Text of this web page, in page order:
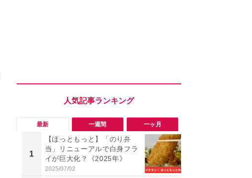
最新 一週間 一ヶ月
1
【ほっともっと】「のり弁
当」リニューアルで白身フラ
イが巨大化？《2025年》
2025/07/02